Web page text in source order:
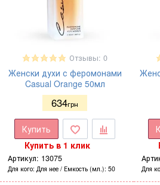
Отзывы: 0
Женски духи с феромонами
Casual Orange 50мл
634грн
Купить
Купить в 1 клик
Артикул: 13075
Для кого Для нее Емкость (мл.) 50 Для